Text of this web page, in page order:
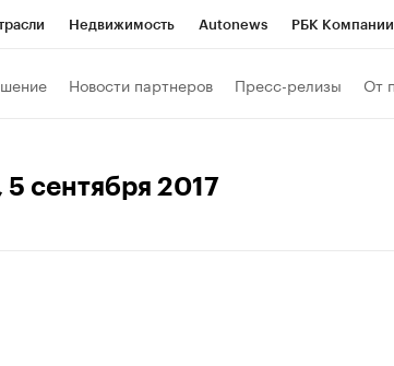
Недвижимость Autonews РБК Компании
Бизнес
Новости партнеров Пресс-релизы От
5 сентября 2017